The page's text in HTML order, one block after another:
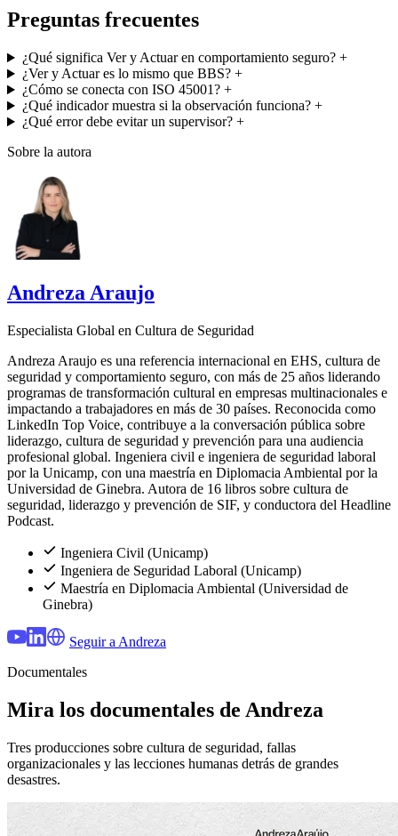
Preguntas frecuentes
¿Qué significa Ver y Actuar en comportamiento seguro?+
¿Ver y Actuar es lo mismo que BBS?+
¿Cómo se conecta con ISO 45001?+
¿Qué indicador muestra si la observación funciona?+
¿Qué error debe evitar un supervisor?+
Sobre la autora
Andreza Araujo
Especialista Global en Cultura de Seguridad
Andreza Araujo es una referencia internacional en EHS, cultura de
seguridad y comportamiento seguro, con más de 25 años liderando
programas de transformación cultural en empresas multinacionales e
impactando a trabajadores en más de 30 países. Reconocida como
LinkedIn Top Voice, contribuye a la conversación pública sobre
liderazgo, cultura de seguridad y prevención para una audiencia
profesional global. Ingeniera civil e ingeniera de seguridad laboral
por la Unicamp, con una maestría en Diplomacia Ambiental por la
Universidad de Ginebra. Autora de 16 libros sobre cultura de
seguridad, liderazgo y prevención de SIF, y conductora del Headline
Podcast.
Ingeniera Civil (Unicamp)
Ingeniera de Seguridad Laboral (Unicamp)
Maestría en Diplomacia Ambiental (Universidad de
Ginebra)
Seguir a Andreza
Documentales
Mira los documentales de Andreza
Tres producciones sobre cultura de seguridad, fallas
organizacionales y las lecciones humanas detrás de grandes
desastres.